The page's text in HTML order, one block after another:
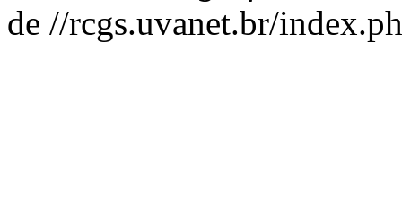
de //rcgs.uvanet.br/